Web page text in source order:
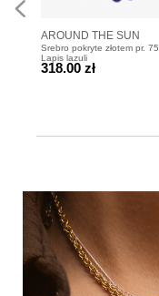
AROUND THE SUN
Bransoletka lapis lazuli
Srebro pokryte złotem pr.
Lapis lazuli
318.00 zł